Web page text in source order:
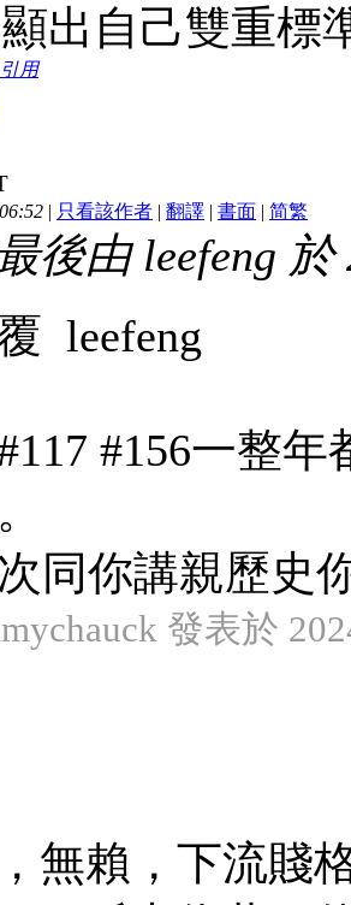
出自己雙重標
引用
| 只看該作者 | 翻譯 | 書面 | 简繁
後由 leefeng 於
leefeng
#156一整
同你講親歷史
發表於
無賴，下流賤